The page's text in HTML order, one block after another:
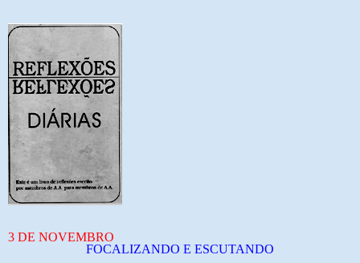
3 DE NOVEMBRO
FOCALIZANDO E ESCUTANDO